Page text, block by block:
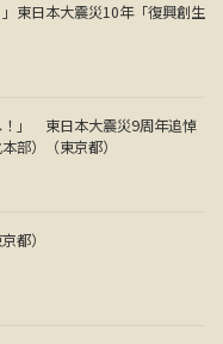
東日本大震災10年「復興創生
！」 東日本大震災9周年追悼
部）（東京都）
都）